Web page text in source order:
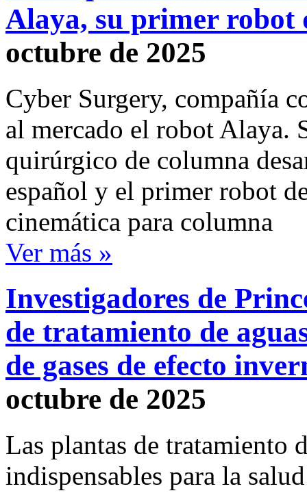
Alaya, su primer robot
octubre de 2025
Cyber Surgery, compañía
al mercado el robot Alaya.
quirúrgico de columna
español y el primer robot
cinemática para columna
Ver más »
Investigadores de
de tratamiento de
de gases de efecto
octubre de 2025
Las plantas de tratamiento
indispensables para la